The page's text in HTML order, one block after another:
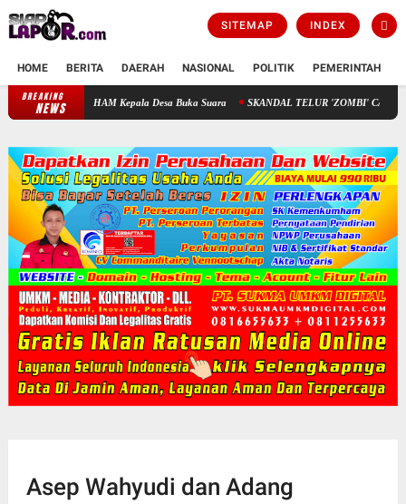
SITEMAP INDEX
HOME BERITA DAERAH NASIONAL POLITIK PEMERINTAH
BREAKING
NEWS
HAM Kepala Desa Buka Suara SKANDAL TELUR 'ZOMBI' CARINGIN BOGOR:
Asep Wahyudi dan Adang